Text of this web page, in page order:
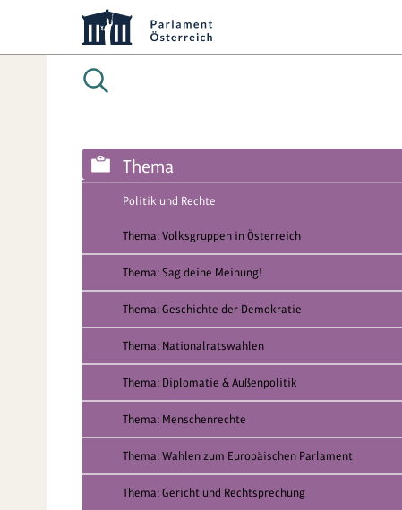
Thema
Politik und Rechte
Thema: Volksgruppen in Österreich
Thema: Sag deine Meinung!
Thema: Geschichte der Demokratie
Thema: Nationalratswahlen
Thema: Diplomatie & Außenpolitik
Thema: Menschenrechte
Thema: Wahlen zum Europäischen Parlament
Thema: Gericht und Rechtsprechung